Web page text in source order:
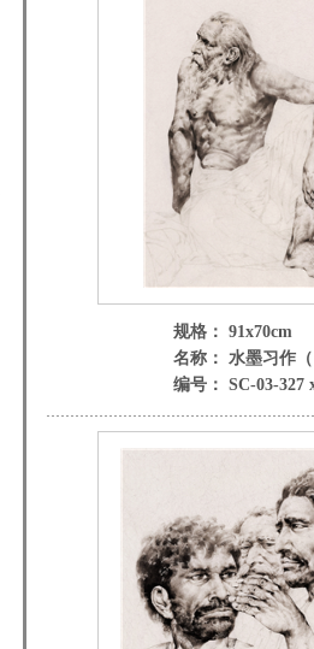
规格： 91x70cm
名称： 水墨习作
编号： SC-03-327